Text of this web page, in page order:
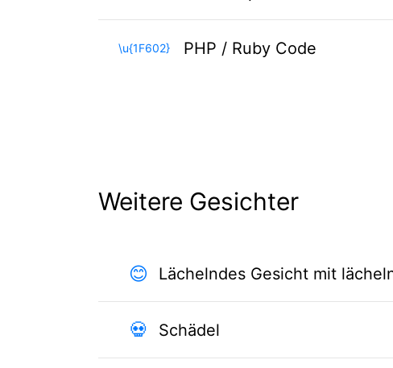
\u{1F602} PHP / Ruby Code
Weitere Gesichter
😊 Lächelndes Gesicht mit
💀 Schädel